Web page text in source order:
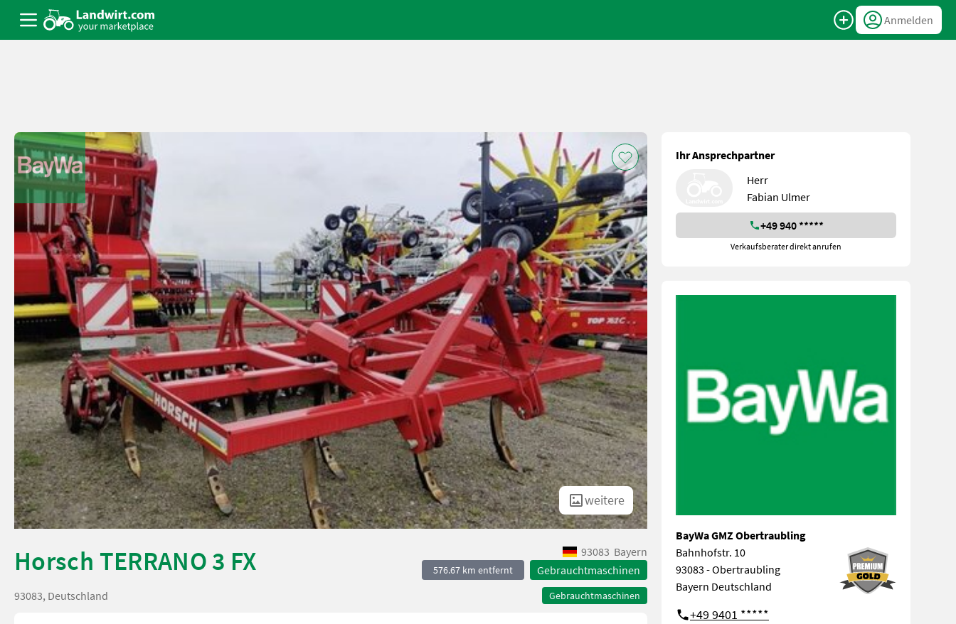
Anmelden
weitere
Horsch TERRANO 3 FX 93083 Bayern
576.67 km entfernt Gebrauchtmaschinen
Gebrauchtmaschinen
93083, Deutschland
Ihr Ansprechpartner
Herr
Fabian Ulmer
+49 940 *****
Verkaufsberater direkt anrufen
BayWa GMZ Obertraubling
Bahnhofstr. 10
93083 - Obertraubling
Bayern Deutschland
+49 9401 *****